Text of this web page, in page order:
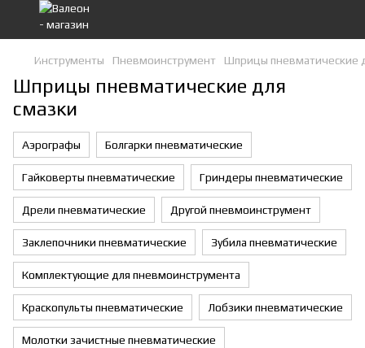
Инструменты Пневмоинструмент Шприцы пневматические
Шприцы пневматические для
смазки
Аэрографы Болгарки пневматические
Гайковерты пневматические Гриндеры пневматические
Дрели пневматические Другой пневмоинструмент
Заклепочники пневматические Зубила пневматические
Комплектующие для пневмоинструмента
Краскопульты пневматические Лобзики пневматические
Молотки зачистные пневматические